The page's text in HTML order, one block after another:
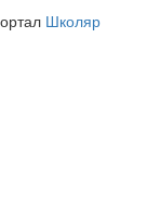
Школяр